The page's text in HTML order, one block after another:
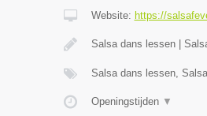
Website: https://
Salsa dans lessen |
Salsa dans lessen,
Openingstijden ▼